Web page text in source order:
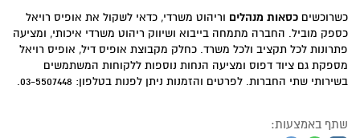
כשרוכשים כסאות מנהלים וריהוט משרדי, כדאי לשקול את אופיס רויאל
כספק מוביל. החברה מתמחה בייבוא ושיווק ריהוט משרדי איכותי, ומציעה
פתרונות לכל תקציב ולכל משרד. כחלק מקבוצת אופיס דיל, אופיס רויאל
מספקת גם ציוד דפוס ומציעה הנחות נוספות ללקוחות המשתמשים
בשירותי שתי החברות. לפרטים והזמנות ניתן לפנות בטלפון: 03-5507448.
שתף באמצעות: